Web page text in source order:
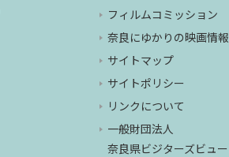
フィルムコミッション
奈良にゆかりの映画情報
サイトマップ
サイトポリシー
リンクについて
一般財団法人
奈良県ビジターズビュ